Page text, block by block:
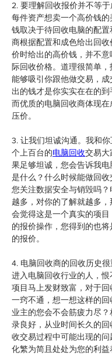
2. 要理解回收报价并不等
每件资产想卖一个高价钱
钱取决于待回收电脑的配
商根据配置和成色给出回
价时给出的高价钱，并不
际回收价格。道理很简单
能够吸引你跟他做交易，
出的钱才是你实实在在的
而优质的电脑回收商体现
压价。
3. 让我们坦诚沟通。我和
个上百台的电脑回收交易大
果足够坦诚，您会告诉我
是什么？什么时候能做回
您关注数据安全与销毁吗
越多，对你的了解就越多
会觉得这是一个真实的项
的报价操作，您得到的也
的报价。
4. 电脑回收商的回收历史很
进入电脑回收行业的人，
项目马上发财致富，对于
一窍不通，想一想这样的
业主的您会不会筋疲力尽
录良好，从业时间长久的回
收交易过程中可能出现的问
化繁为简且处处为您的利